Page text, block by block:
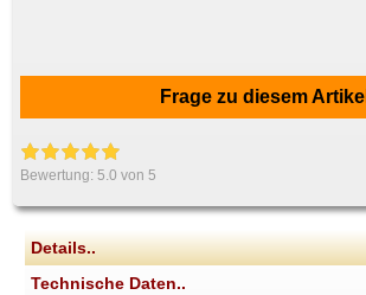
Frage zu diesem Artikel
Bewertung:5.0 von 5
Details..
Technische Daten..